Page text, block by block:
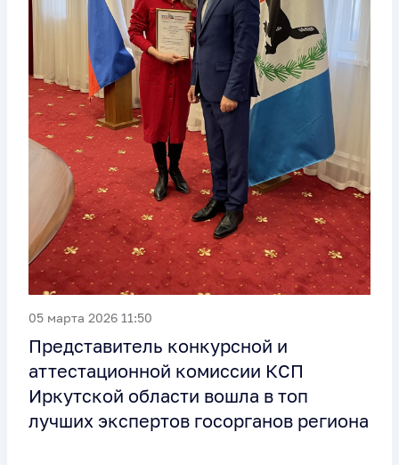
05 марта 2026 11:50
Представитель конкурсной и
аттестационной комиссии КСП
Иркутской области вошла в топ
лучших экспертов госорганов региона